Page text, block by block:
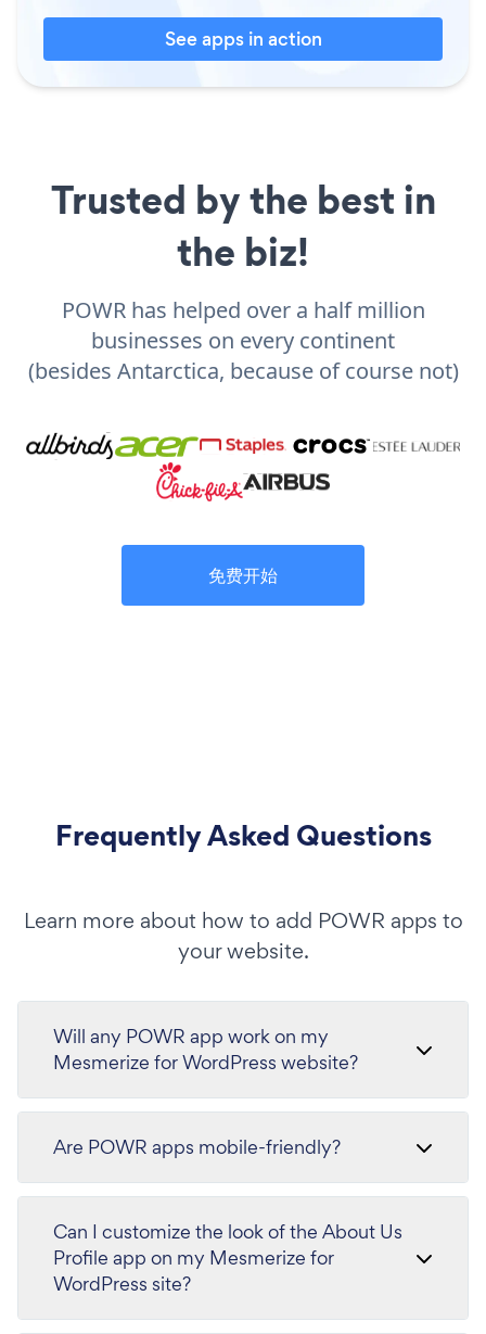
See apps in action
Trusted by the best in
the biz!
POWR has helped over a half million
businesses on every continent
(besides Antarctica, because of course not)
免费开始
Frequently Asked Questions
Learn more about how to add POWR apps to
your website.
Will any POWR app work on my
Mesmerize for WordPress website?
Are POWR apps mobile-friendly?
Can I customize the look of the About Us
Profile app on my Mesmerize for
WordPress site?